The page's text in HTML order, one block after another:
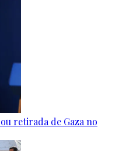
retirada de Gaza no